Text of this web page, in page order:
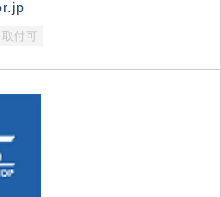
付可